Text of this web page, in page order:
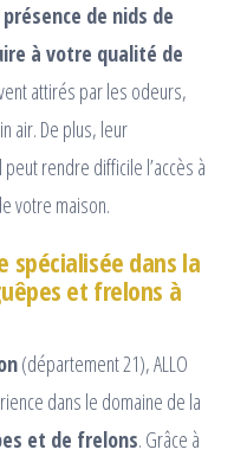
de nids de
à votre qualité de
attirés par les odeurs,
air. De plus, leur
rendre difficile l’accès à
votre maison.
spécialisée dans la
et frelons à
(département 21), ALLO
dans le domaine de la
et de frelons. Grâce à